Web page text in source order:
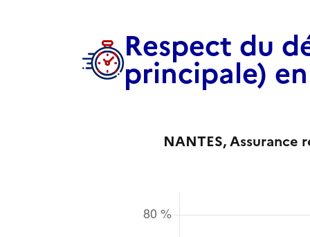
Respect du
principale)
NANTES, Assurance